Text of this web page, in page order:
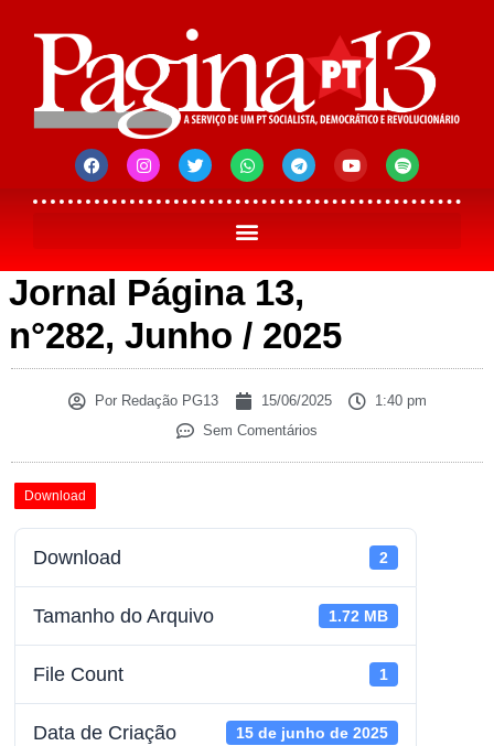
Jornal Página 13,
n°282, Junho / 2025
PorRedação PG13 15/06/2025
1:40 pm
Sem Comentários
Download
Download 2
Tamanho do Arquivo 1.72 MB
File Count 1
Data de Criação 15 de junho de 2025